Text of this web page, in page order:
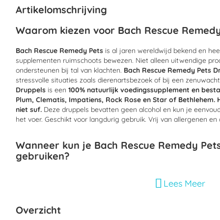
van
afbeeldingen-
Artikelomschrijving
Waarom kiezen voor Bach Rescue
Bach Rescue Remedy Pets is al jaren wereldwijd bekend en
supplementen ruimschoots bewezen. Niet alleen uitwendige
ondersteunen bij tal van klachten. Bach Rescue Remedy Pets
stressvolle situaties zoals dierenartsbezoek of bij een
Druppels is een 100% natuurlijk voedingssupplement en
Plum, Clematis, Impatiens, Rock Rose en Star of Bethlehem.
niet suf. Deze druppels bevatten geen alcohol en kun je
het voer. Geschikt voor langdurig gebruik. Vrij van allergenen en
Wanneer kun je Bach Rescue Remedy
gebruiken?
De voordelen van Bach Rescue Remedy Pets druppels:
Lees Meer
Overzicht